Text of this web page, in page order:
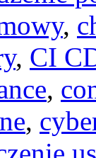
,
, CI
,
,